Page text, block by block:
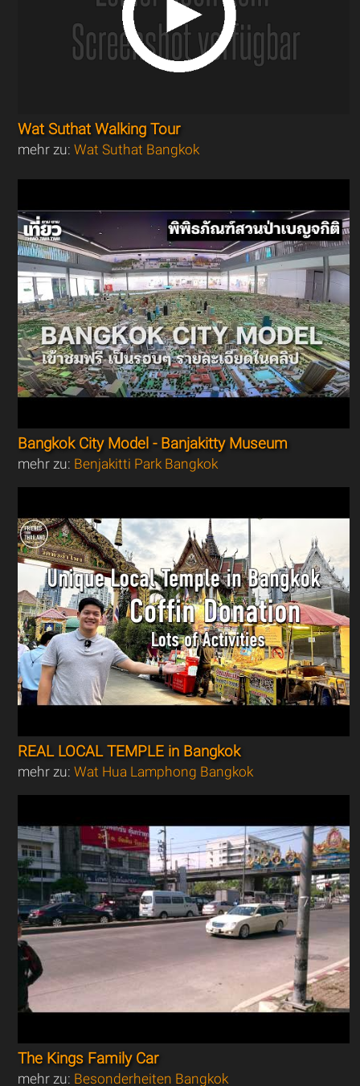
Wat Suthat Walking Tour
mehr zu:Wat Suthat Bangkok
Bangkok City Model - Banjakitty Museum
mehr zu: Benjakitti Park Bangkok
REAL LOCAL TEMPLE in Bangkok
mehr zu:Wat Hua Lamphong Bangkok
The Kings Family Car
mehr zu: Besonderheiten Bangkok